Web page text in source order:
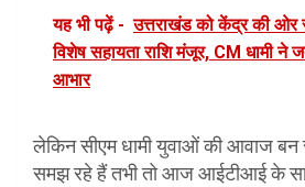
यह भी पढ़ें - उत्तराखंड को केंद्र की ओर
विशेष सहायता राशि मंजूर, CM धामी ने
आभार
लेकिन सीएम धामी युवाओं की आवाज बन
समझ रहे हैं तभी तो आज आईटीआई के